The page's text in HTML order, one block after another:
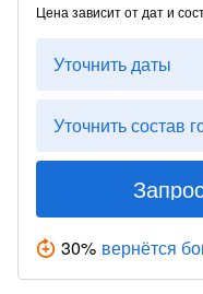
Цена зависит от дат и
Уточнить даты
Уточнить состав
30% вернётся